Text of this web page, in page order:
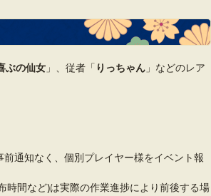
ぶの仙女 」、従者「 りっちゃん 」などのレア
通知なく、個別プレイヤー様をイベント報
間など)は実際の作業進捗により前後する場